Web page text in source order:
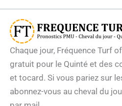
Chaque jour, Fréquence Turf
gratuit pour le Quinté et des
et tocard. Si vous pariez sur
abonnez-vous au cheval du